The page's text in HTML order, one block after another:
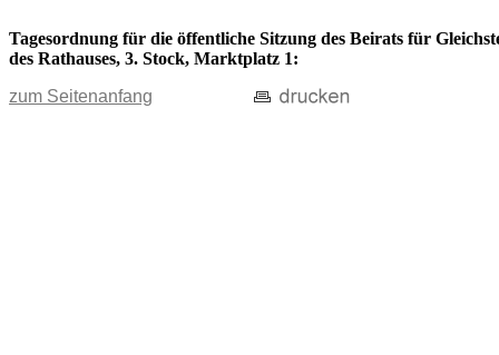
Tagesordnung für die öffentliche Sitzung des Beirats für
des Rathauses, 3. Stock, Marktplatz 1:
zum Seitenanfang